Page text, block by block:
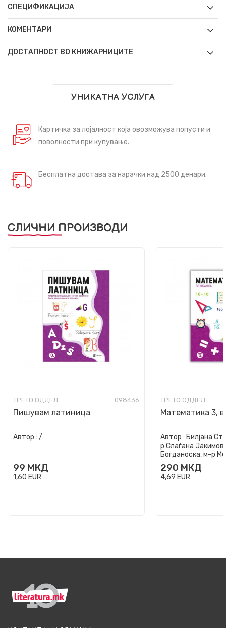
СПЕЦИФИКАЦИЈА
КОМЕНТАРИ
ДОСТАПНОСТ ВО КНИЖАРНИЦИТЕ
УНИКАТНА УСЛУГА
Картичка за лојалност која овозможува попусти и
поволности при купување.
Бесплатна достава за нарачки над 2500 денари.
СЛИЧНИ ПРОИЗВОДИ
ТРЕТО ОДДЕЛЕНИЕ 098436
Пишувам латиница
Автор : /
99 МКД
1,60 EUR
ТРЕТО ОДДЕЛЕНИЕ
Математика 3,
Автор : Билјана
р Слаѓана
Богданоска, м-р
290 МКД
4,69 EUR